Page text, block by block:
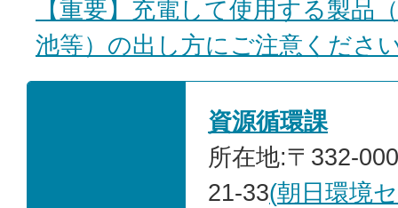
【重要】充電して使用する製品
池等）の出し方にご注意くださ
資源循環課
所在地:〒332-
21-33(朝日環境